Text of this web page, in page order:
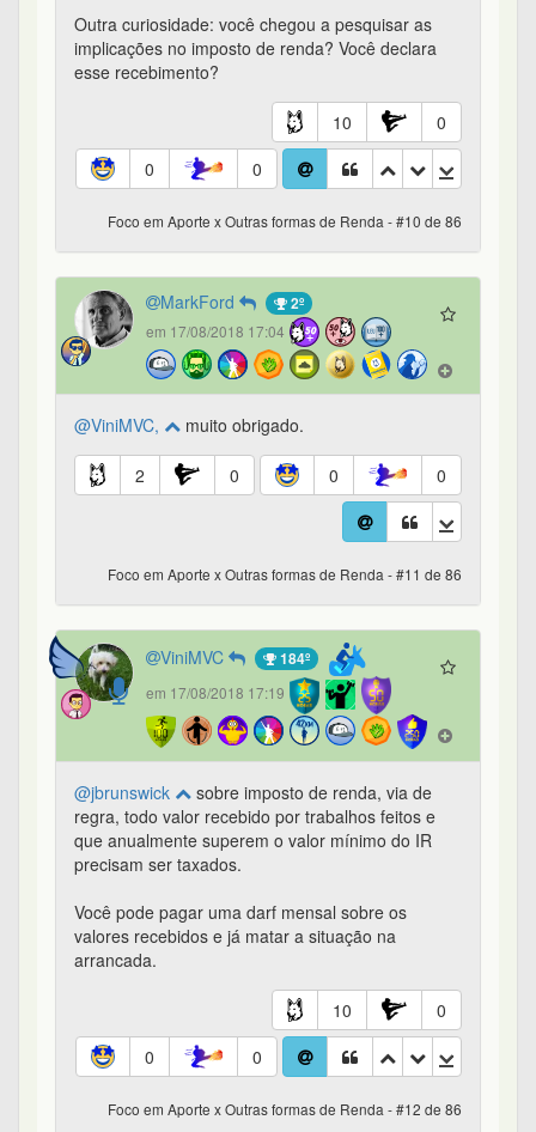
Outra curiosidade: você chegou a pesquisar as
implicações no imposto de renda? Você declara
esse recebimento?
10
0
0
0
Foco em Aporte x Outras formas de Renda - #10 de 86
MarkFord 2º
em 17/08/2018 17:04
@ViniMVC, muito obrigado.
2 0 0 0
Foco em Aporte x Outras formas de Renda - #11 de 86
ViniMVC 184º
em 17/08/2018 17:19
@jbrunswick
sobre imposto de renda, via de
regra, todo valor recebido por trabalhos feitos e
que anualmente superem o valor mínimo do IR
precisam ser taxados.
Você pode pagar uma darf mensal sobre os
valores recebidos e já matar a situação na
arrancada.
10
0
0
0
Foco em Aporte x Outras formas de Renda - #12 de 86